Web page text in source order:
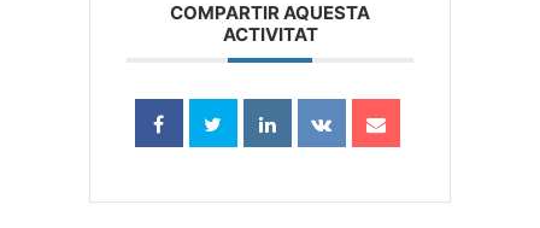
COMPARTIR AQUESTA
ACTIVITAT